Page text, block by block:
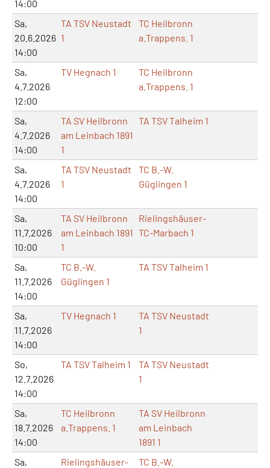
14:00
Sa,
20.6.2026
14:00
TA TSV Neustadt
1
TC Heilbronn
a.Trappens. 1
Sa,
4.7.2026
12:00
TV Hegnach 1
TC Heilbronn
a.Trappens. 1
Sa,
4.7.2026
14:00
TA SV Heilbronn
am Leinbach 1891
1
TA TSV Talheim 1
Sa,
4.7.2026
14:00
TA TSV Neustadt
1
TC B.-W.
Güglingen 1
Sa,
11.7.2026
10:00
TA SV Heilbronn
am Leinbach 1891
1
Rielingshäuser-
TC-Marbach 1
Sa,
11.7.2026
14:00
TC B.-W.
Güglingen 1
TA TSV Talheim 1
Sa,
11.7.2026
14:00
TV Hegnach 1
TA TSV Neustadt
1
So,
12.7.2026
14:00
TA TSV Talheim 1
TA TSV Neustadt
1
Sa,
18.7.2026
14:00
TC Heilbronn
a.Trappens. 1
TA SV Heilbronn
am Leinbach
1891 1
Sa,
Rielingshäuser-
TC B.-W.